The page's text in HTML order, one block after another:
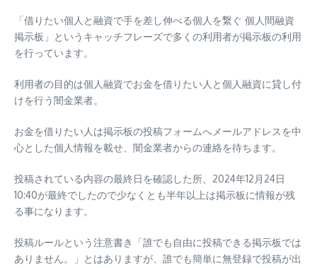
「借りたい個人と融資で手を差し伸べる個人を繋ぐ 個人間融資
掲示板」というキャッチフレーズで多くの利用者が掲示板の利用
を行っています。
利用者の目的は個人融資でお金を借りたい人と個人融資に貸し付
けを行う闇金業者。
お金を借りたい人は掲示板の投稿フォームへメールアドレスを中
心とした個人情報を載せ、闇金業者からの連絡を待ちます。
投稿されている内容の最終日を確認した所、2024年12月24日
10:40が最終でしたので少なくとも半年以上は掲示板に情報が残
る事になります。
投稿ルールという注意書き「誰でも自由に投稿できる掲示板では
ありません。」とはありますが、誰でも簡単に無登録で投稿が出